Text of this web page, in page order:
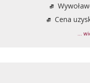
Cena
...